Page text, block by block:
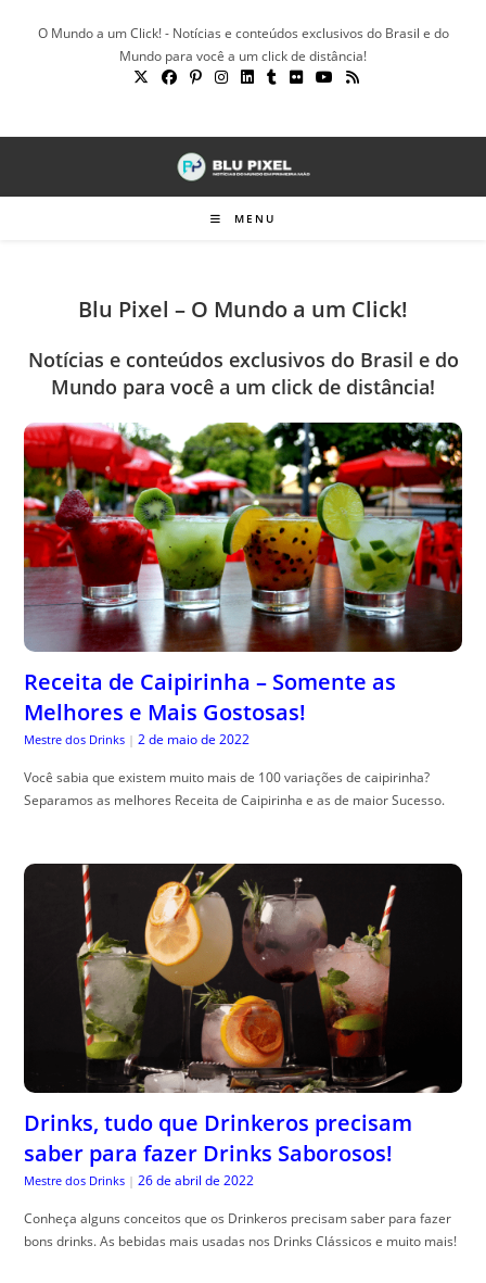
O Mundo a um Click! - Notícias e conteúdos exclusivos do Brasil e do
Mundo para você a um click de distância!
MENU
Blu Pixel – O Mundo a um Click!
Notícias e conteúdos exclusivos do Brasil e do
Mundo para você a um click de distância!
Receita de Caipirinha – Somente as
Melhores e Mais Gostosas!
Mestre dos Drinks | 2 de maio de 2022
Você sabia que existem muito mais de 100 variações de caipirinha?
Separamos as melhores Receita de Caipirinha e as de maior Sucesso.
Drinks, tudo que Drinkeros precisam
saber para fazer Drinks Saborosos!
Mestre dos Drinks | 26 de abril de 2022
Conheça alguns conceitos que os Drinkeros precisam saber para fazer
bons drinks. As bebidas mais usadas nos Drinks Clássicos e muito mais!